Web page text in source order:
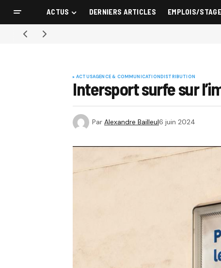
ACTUS DERNIERS ARTICLES EMPLOIS/
ACTUSAGENCE & COMMUNICATIONDISTRIBUTION
Intersport surfe sur
Par Alexandre Bailleul6 juin 2024